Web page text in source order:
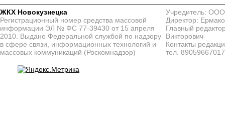
ЖКХ Новокузнецка
Регистрационный номер средства массовой
информации ЭЛ № ФС 77-39430 от 15 апреля
2010. Выдано Федеральной службой по надзору
в сфере связи, информационных технологий и
массовых коммуникаций (Роскомнадзор)
Учредитель:
Директор:
Главный
Викторович
Контакты
тел. 89059667017